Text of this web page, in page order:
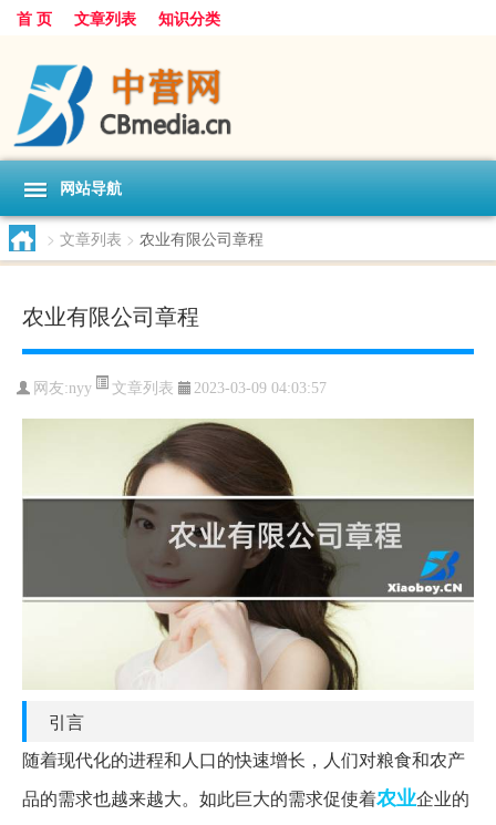
首 页 文章列表 知识分类
网站导航
> 文章列表 > 农业有限公司章程
农业有限公司章程
网友:nyy 文章列表 2023-03-09 04:03:57
引言
随着现代化的进程和人口的快速增长，人们对粮食和农产
品的需求也越来越大。如此巨大的需求促使着农业企业的